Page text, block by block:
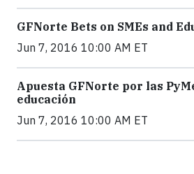
GFNorte Bets on SMEs and
Jun 7, 2016 10:00 AM ET
Apuesta GFNorte por las
educación
Jun 7, 2016 10:00 AM ET